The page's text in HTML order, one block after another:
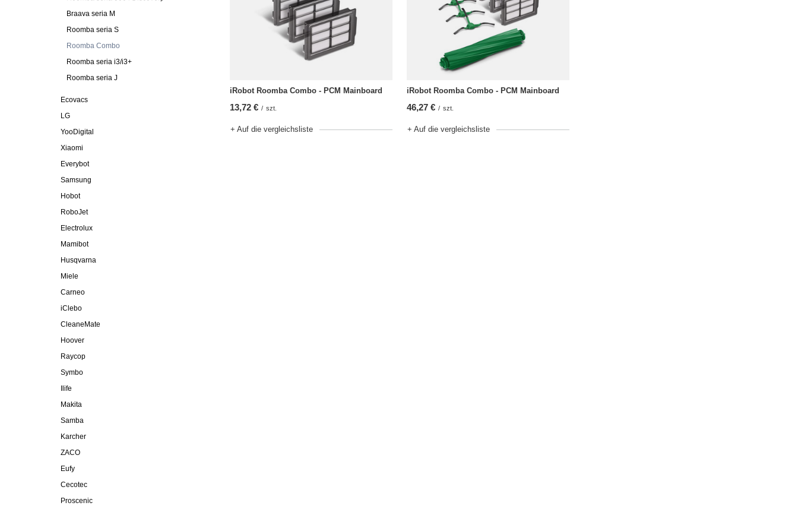
Braava seria M
Roomba seria S
Roomba Combo
Roomba seria i3/i3+
Roomba seria J
Ecovacs
LG
YooDigital
Xiaomi
Everybot
Samsung
Hobot
RoboJet
Electrolux
Mamibot
Husqvarna
Miele
Carneo
iClebo
CleaneMate
Hoover
Raycop
Symbo
Ilife
Makita
Samba
Karcher
ZACO
Eufy
Cecotec
Proscenic
iRobot Roomba Combo - PCM Mainboard
13,72 € / szt.
+ Auf die vergleichsliste
iRobot Roomba Combo - PCM Mainboard
46,27 € / szt.
+ Auf die vergleichsliste